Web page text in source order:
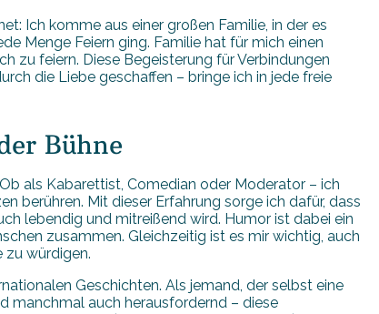
Ich komme aus einer großen Familie, in der es
Menge Feiern ging. Familie hat für mich einen
zu feiern. Diese Begeisterung für Verbindungen
die Liebe geschaffen – bringe ich in jede freie
Bühne
als Kabarettist, Comedian oder Moderator – ich
berühren. Mit dieser Erfahrung sorge ich dafür, dass
lebendig und mitreißend wird. Humor ist dabei ein
zusammen. Gleichzeitig ist es mir wichtig, auch
würdigen.
Geschichten. Als jemand, der selbst eine
manchmal auch herausfordernd – diese